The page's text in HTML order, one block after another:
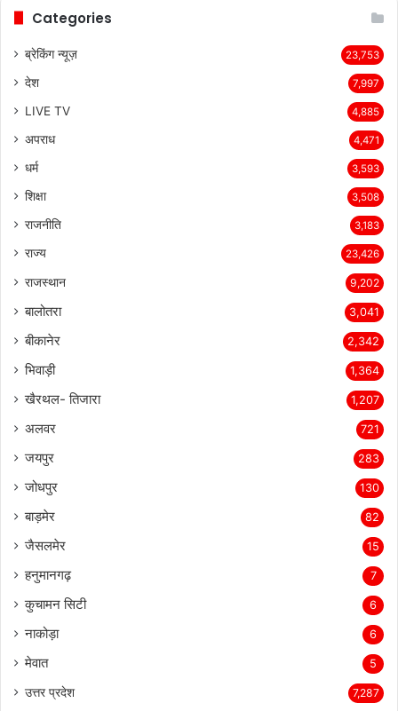
Categories
ब्रेकिंग न्यूज़ 23,753
देश 7,997
LIVE TV 4,885
अपराध 4,471
धर्म 3,593
शिक्षा 3,508
राजनीति 3,183
राज्य 23,426
राजस्थान 9,202
बालोतरा 3,041
बीकानेर 2,342
भिवाड़ी 1,364
खैरथल- तिजारा 1,207
अलवर 721
जयपुर 283
जोधपुर 130
बाड़मेर 82
जैसलमेर 15
हनुमानगढ़ 7
कुचामन सिटी 6
नाकोड़ा 6
मेवात 5
उत्तर प्रदेश 7,287